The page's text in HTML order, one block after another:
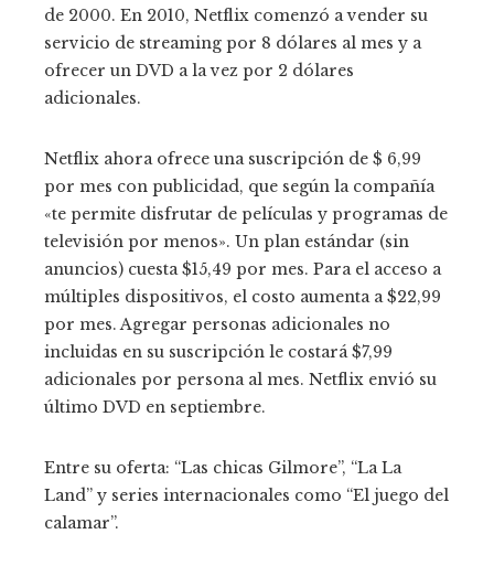
de 2000. En 2010, Netflix comenzó a vender su
servicio de streaming por 8 dólares al mes y a
ofrecer un DVD a la vez por 2 dólares
adicionales.
Netflix ahora ofrece una suscripción de $ 6,99
por mes con publicidad, que según la compañía
«te permite disfrutar de películas y programas de
televisión por menos». Un plan estándar (sin
anuncios) cuesta $15,49 por mes. Para el acceso a
múltiples dispositivos, el costo aumenta a $22,99
por mes. Agregar personas adicionales no
incluidas en su suscripción le costará $7,99
adicionales por persona al mes. Netflix envió su
último DVD en septiembre.
Entre su oferta: “Las chicas Gilmore”, “La La
Land” y series internacionales como “El juego del
calamar”.